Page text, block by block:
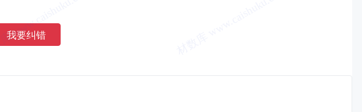
我要纠错